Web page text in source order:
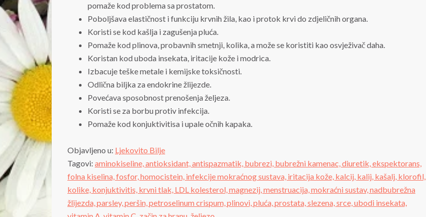
pomaže kod problema sa prostatom.
Poboljšava elastičnost i funkciju krvnih žila, kao i protok krvi do zdjeličnih organa.
Koristi se kod kašlja i zagušenja pluća.
Pomaže kod plinova, probavnih smetnji, kolika, a može se koristiti kao osvježivač daha.
Koristan kod uboda insekata, iritacije kože i modrica.
Izbacuje teške metale i kemijske toksičnosti.
Odlična biljka za endokrine žlijezde.
Povećava sposobnost prenošenja željeza.
Koristi se za borbu protiv infekcija.
Pomaže kod konjuktivitisa i upale očnih kapaka.
Objavljeno u: Ljekovito Bilje
Tagovi: aminokiseline,antioksidant,antispazmatik, bubrezi, bubrežni kamenac,diuretik,ekspektorans,
folna kiselina,fosfor,homocistein, infekcije mokraćnog sustava, iritacija kože, kalcij, kalij, kašalj, klorofil,
kolike, konjuktivitis, krvni tlak, LDL kolesterol,magnezij,menstruacija,mokraćni sustav,nadbubrežna
žlijezda,parsley,peršin,petroselinum crispum,plinovi,pluća,prostata,slezena,srce,ubodi insekata,